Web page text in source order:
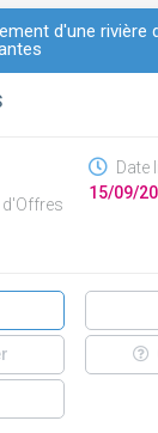
d'une rivière
d'Offres
Date
15/09/